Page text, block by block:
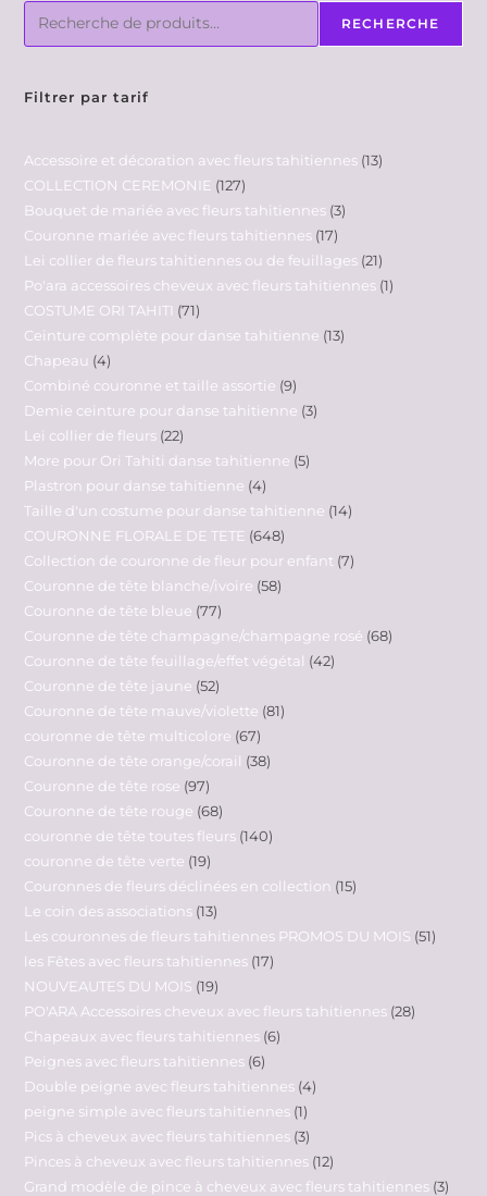
RECHERCHE
Filtrer par tarif
Accessoire et décoration avec fleurs tahitiennes 13
COLLECTION CEREMONIE 127
Bouquet de mariée avec fleurs tahitiennes 3
Couronne mariée avec fleurs tahitiennes 17
Lei collier de fleurs tahitiennes ou de feuillages 21
Po'ara accessoires cheveux avec fleurs tahitiennes 1
COSTUME ORI TAHITI
71
Ceinture complète pour danse tahitienne 13
Chapeau 4
Combiné couronne et taille assortie 9
Demie ceinture pour danse tahitienne 3
Lei collier de fleurs 22
More pour Ori Tahiti danse tahitienne 5
Plastron pour danse tahitienne 4
Taille d'un costume pour danse tahitienne 14
COURONNE FLORALE DE TETE 648
Collection de couronne de fleur pour enfant 7
Couronne de tête blanche/ivoire 58
Couronne de tête bleue 77
Couronne de tête champagne/champagne rosé 68
Couronne de tête feuillage/effet végétal 42
Couronne de tête jaune 52
Couronne de tête mauve/violette 81
couronne de tête multicolore 67
Couronne de tête orange/corail 38
Couronne de tête rose 97
Couronne de tête rouge 68
couronne de tête toutes fleurs 140
couronne de tête verte 19
Couronnes de fleurs déclinées en collection 15
Le coin des associations 13
Les couronnes de fleurs tahitiennes PROMOS DU MOIS 51
les Fêtes avec fleurs tahitiennes 17
NOUVEAUTES DU MOIS 19
PO'ARA Accessoires cheveux avec fleurs tahitiennes 28
Chapeaux avec fleurs tahitiennes 6
Peignes avec fleurs tahitiennes 6
Double peigne avec fleurs tahitiennes 4
peigne simple avec fleurs tahitiennes 1
Pics à cheveux avec fleurs tahitiennes 3
Pinces à cheveux avec fleurs tahitiennes 12
Grand modèle de pince à cheveux avec fleurs tahitiennes 3